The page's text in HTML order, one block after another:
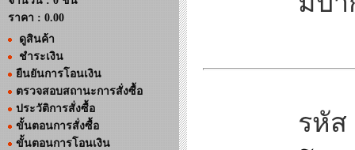
ราคา : 0.00
ดูสินค้า
ชำระเงิน
ยืนยันการโอนเงิน
ตรวจสอบสถานะการสั่งซื้อ
ประวัติการสั่งซื้อ
ขั้นตอนการสั่งซื้อ
ขั้นตอนการโอนเงิน
รหัส